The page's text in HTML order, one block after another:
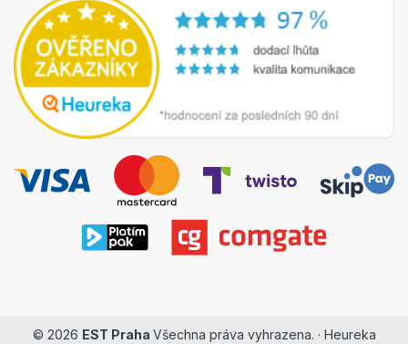
© 2026 EST Praha Všechna práva vyhrazena. · Heureka